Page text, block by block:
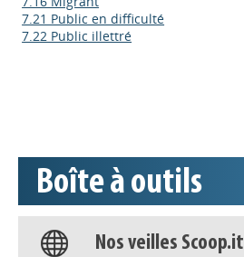
7.21 Public en difficulté
7.22 Public illettré
Boîte à outils
Base documentaire
Nos veilles Scoop.it